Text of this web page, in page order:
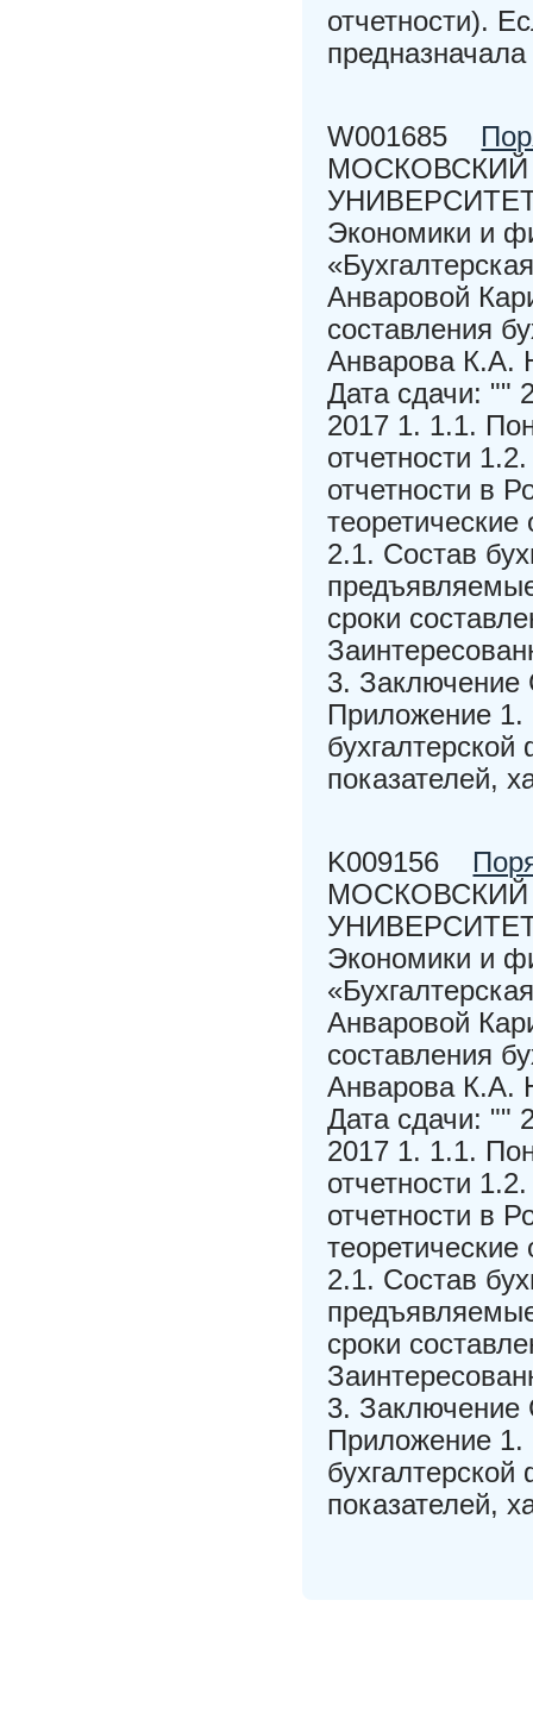
отчетности).
предназначала
W001685
УНИВЕРСИТЕТ
Экономики и
Анваровой
составления
Анварова К.А.
Дата сдачи: ""
2017 1. 1.1.
отчетности
отчетности в
2.1. Состав
сроки
3. Заключение
Приложение 1.
показателей,
K009156
УНИВЕРСИТЕТ
Экономики и
Анваровой
составления
Анварова К.А.
Дата сдачи: ""
2017 1. 1.1.
отчетности
отчетности в
2.1. Состав
сроки
3. Заключение
Приложение 1.
показателей,